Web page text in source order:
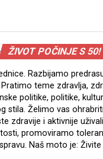
ŽIVOT POČINJE S 50!
Razbijamo
teme zdravlja,
politike, politike,
stila. Želimo vas
zdravije i aktivnije
promoviramo
Naš moto je: